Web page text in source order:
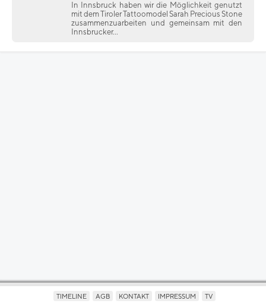
In Innsbruck haben wir die Möglichkeit genutzt
mit dem Tiroler Tattoomodel Sarah Precious Stone
zusammenzuarbeiten und gemeinsam mit den
Innsbrucker...
TIMELINE AGB KONTAKT IMPRESSUM TV